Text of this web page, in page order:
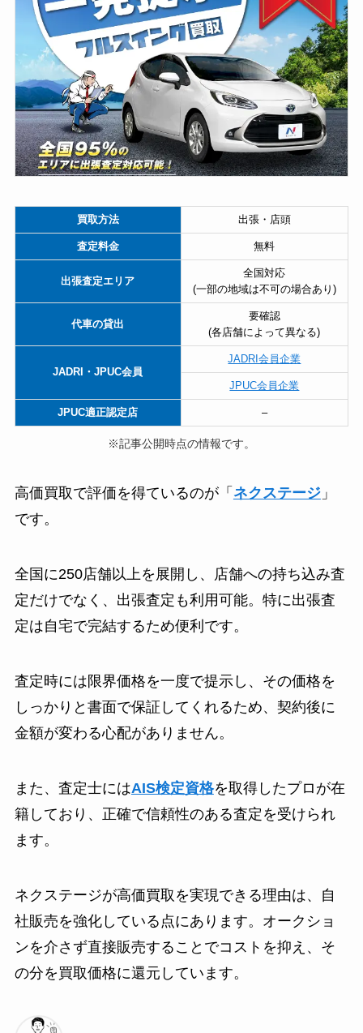
買取方法 出張・店頭
査定料金 無料
出張査定エリア
全国対応
(一部の地域は不可の場合あり)
代車の貸出
要確認
(各店舗によって異なる)
JADRI・JPUC会員
JADRI会員企業
JPUC会員企業
JPUC適正認定店 –
※記事公開時点の情報です。
高価買取で評価を得ているのが「 ネクステージ」
です。
全国に250店舗以上を展開し、店舗への持ち込み査
定だけでなく、出張査定も利用可能。特に出張査
定は自宅で完結するため便利です。
査定時には限界価格を一度で提示し、その価格を
しっかりと書面で保証してくれるため、契約後に
金額が変わる心配がありません。
また、査定士にはAIS検定資格を取得したプロが在
籍しており、正確で信頼性のある査定を受けられ
ます。
ネクステージが高価買取を実現できる理由は、自
社販売を強化している点にあります。オークショ
ンを介さず直接販売することでコストを抑え、そ
の分を買取価格に還元しています。